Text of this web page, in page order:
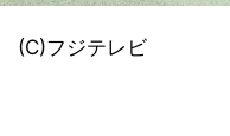
(C)フジテレビ